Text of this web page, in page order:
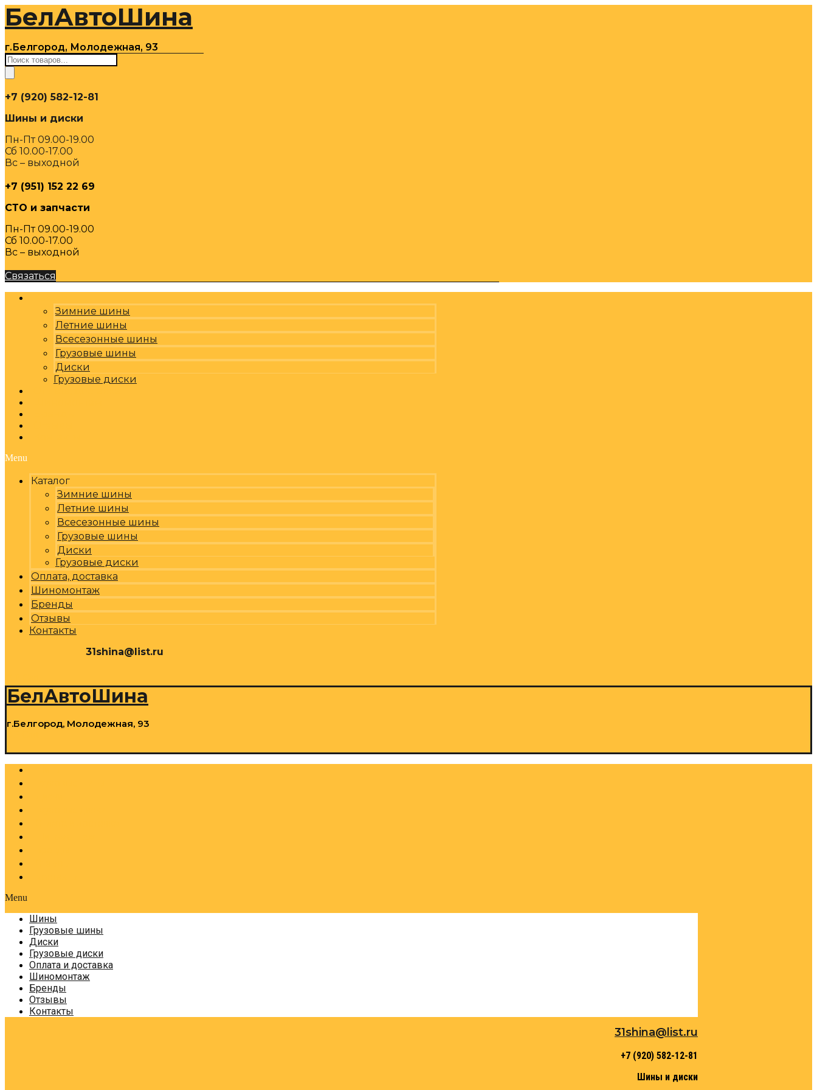
Перейти
содержимому
БелАвтоШина
г.Белгород, Молодежная, 93
Поиск
товаров
+7 (920) 582-12-81
Шины и диски
Пн-Пт 09.00-19.00
Сб 10.00-17.00
Вс – выходной
+7 (951) 152 22 69
СТО и запчасти
Пн-Пт 09.00-19.00
Сб 10.00-17.00
Вс – выходной
Связаться
Зимние шины
Летние шины
Всесезонные шины
Грузовые шины
Диски
Грузовые диски
Menu
Каталог
Зимние шины
Летние шины
Всесезонные шины
Грузовые шины
Диски
Грузовые диски
Оплата, доставка
Шиномонтаж
Бренды
Отзывы
Контакты
31shina@list.ru
БелАвтоШина
г.Белгород, Молодежная, 93
Menu
Шины
Грузовые шины
Диски
Грузовые диски
Оплата и доставка
Шиномонтаж
Бренды
Отзывы
Контакты
31shina@list.ru
+7 (920) 582-12-81
Шины и диски